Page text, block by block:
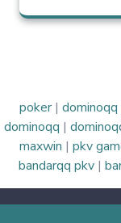
poker|
dominoqq |
maxwin | pkv
bandarqq pkv|